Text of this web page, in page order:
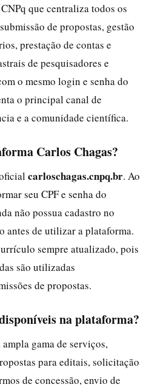
que centraliza todos os
de propostas, gestão
prestação de contas e
de pesquisadores e
o mesmo login e senha do
o principal canal de
e a comunidade científica.
Carlos Chagas?
carloschagas.cnpq.br. Ao
seu CPF e senha do
não possua cadastro no
antes de utilizar a plataforma.
sempre atualizado, pois
são utilizadas
de propostas.
na plataforma?
gama de serviços,
para editais, solicitação
de concessão, envio de